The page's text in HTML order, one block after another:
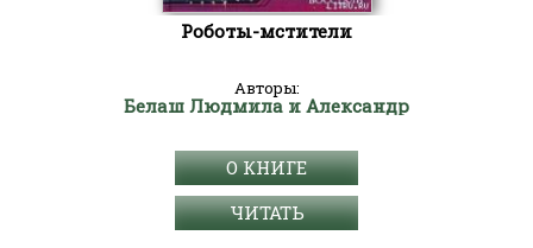
Роботы-мстители
Авторы:
Белаш Людмила и Александр
О КНИГЕ
ЧИТАТЬ